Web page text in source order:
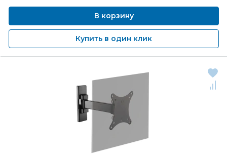
В корзину
Купить в один клик